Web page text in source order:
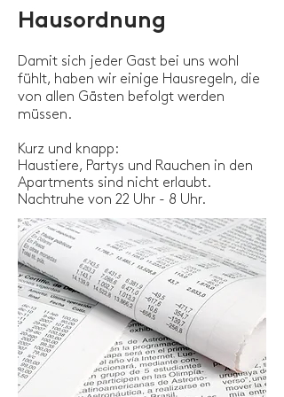
Hausordnung
Damit sich jeder Gast bei uns wohl
fühlt, haben wir einige Hausregeln, die
von allen Gästen befolgt werden
müssen.
Kurz und knapp:
Haustiere, Partys und Rauchen in den
Apartments sind nicht erlaubt.
Nachtruhe von 22 Uhr - 8 Uhr.